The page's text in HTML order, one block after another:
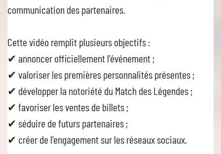
communication des partenaires.
Cette vidéo remplit plusieurs objectifs :
✔ annoncer officiellement l’événement ;
✔ valoriser les premières personnalités présentes ;
✔ développer la notoriété du Match des Légendes ;
✔ favoriser les ventes de billets ;
✔ séduire de futurs partenaires ;
✔ créer de l’engagement sur les réseaux sociaux.